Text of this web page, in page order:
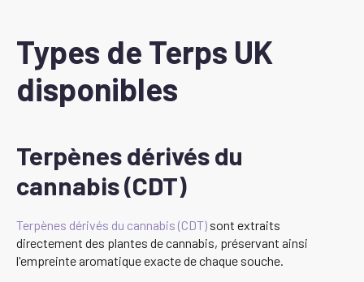
Types de Terps UK
disponibles
Terpènes dérivés du
cannabis (CDT)
Terpènes dérivés du cannabis (CDT) sont extraits
directement des plantes de cannabis, préservant ainsi
l'empreinte aromatique exacte de chaque souche.